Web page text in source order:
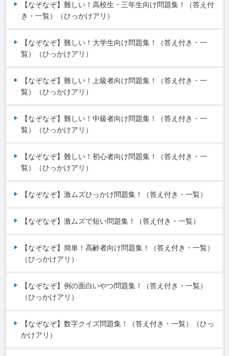
【なぞなぞ】難しい！高校生・三年生向け問題集！（答え付
き・一覧）（ひっかけアリ）
【なぞなぞ】難しい！大学生向け問題集！（答え付き・一
覧）（ひっかけアリ）
【なぞなぞ】難しい！上級者向け問題集！（答え付き・一
覧）（ひっかけアリ）
【なぞなぞ】難しい！中級者向け問題集！（答え付き・一
覧）（ひっかけアリ）
【なぞなぞ】難しい！初心者向け問題集！（答え付き・一
覧）（ひっかけアリ）
【なぞなぞ】激ムズひっかけ問題集！（答え付き・一覧）
【なぞなぞ】激ムズで短い問題集！（答え付き・一覧）
【なぞなぞ】簡単！高齢者向け問題集！（答え付き・一覧）
（ひっかけアリ）
【なぞなぞ】例の面白いやつ問題集！（答え付き・一覧）
（ひっかけアリ）
【なぞなぞ】数字クイズ問題集！（答え付き・一覧）（ひっ
かけアリ）